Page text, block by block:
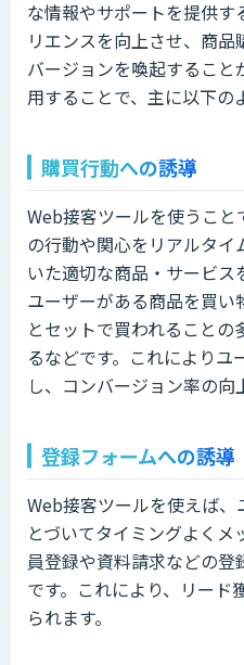
な情報やサポートを提供す
リエンスを向上させ、商
バージョンを喚起するこ
用することで、主に以下の
購買行動への誘導
Web接客ツールを使うこ
の行動や関心をリアルタ
いた適切な商品・サービス
ユーザーがある商品を買
とセットで買われること
るなどです。これにより
し、コンバージョン率の向
登録フォームへの誘導
Web接客ツールを使えば
とづいてタイミングよく
員登録や資料請求などの
です。これにより、リード
られます。